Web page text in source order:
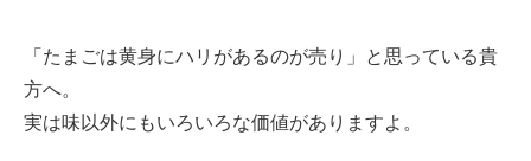
「たまごは黄身にハリがあるのが売り」と思っている貴
方へ。
実は味以外にもいろいろな価値がありますよ。